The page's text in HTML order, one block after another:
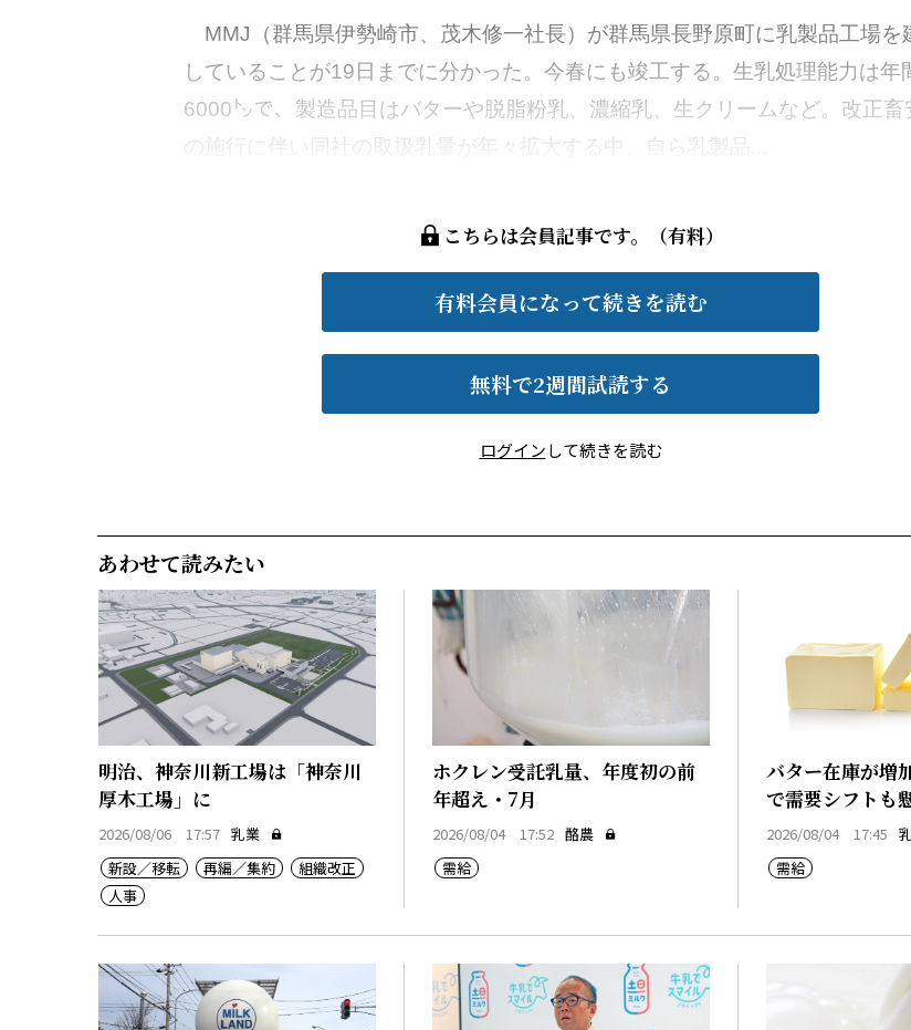
MMJ（群馬県伊勢崎市、茂木修一社長）が群馬県長野原町に乳製品工場を
していることが19日までに分かった。今春にも竣工する。生乳処理能力は年
6000㌧で、製造品目はバターや脱脂粉乳、濃縮乳、生クリームなど。改正畜
の施行に伴い同社の取扱乳量が年々拡大する中、自ら乳製品...
こちらは会員記事です。（有料）
有料会員になって続きを読む
無料で2週間試読する
ログインして続きを読む
あわせて読みたい
明治、神奈川新工場は「神奈川
厚木工場」に
2026/08/06 17:57 乳業
新設／移転
再編／集約
組織改正
人事
ホクレン受託乳量、年度初の前
年超え・7月
2026/08/04 17:52 酪農
需給
バター在庫が増
で需要シフトも
2026/08/04 17:45
需給